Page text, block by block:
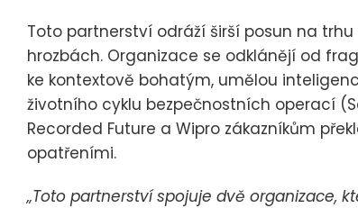
Toto partnerství odráží širší posun na
hrozbách. Organizace se odklánějí od
ke kontextově bohatým, umělou
životního cyklu bezpečnostních operací
Recorded Future a Wipro zákazníkům
opatřeními.
„Toto partnerství spojuje dvě organizace,